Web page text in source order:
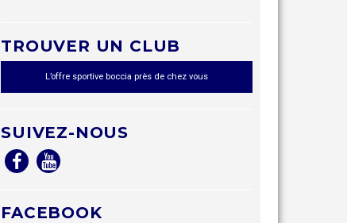
TROUVER UN CLUB
L’offre sportive boccia près de chez vous
SUIVEZ-NOUS
FACEBOOK